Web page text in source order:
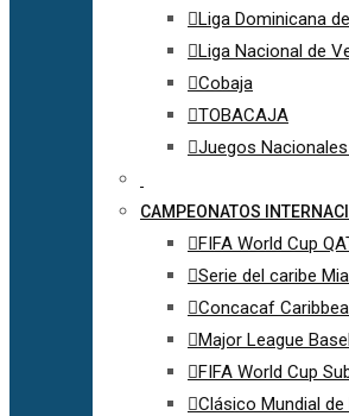
Liga Dominicana
Liga Nacional de
Cobaja
TOBACAJA
Juegos
CAMPEONATOS
FIFA World Cup
Serie del caribe
Concacaf
Major League
FIFA World Cup
Clásico Mundial de